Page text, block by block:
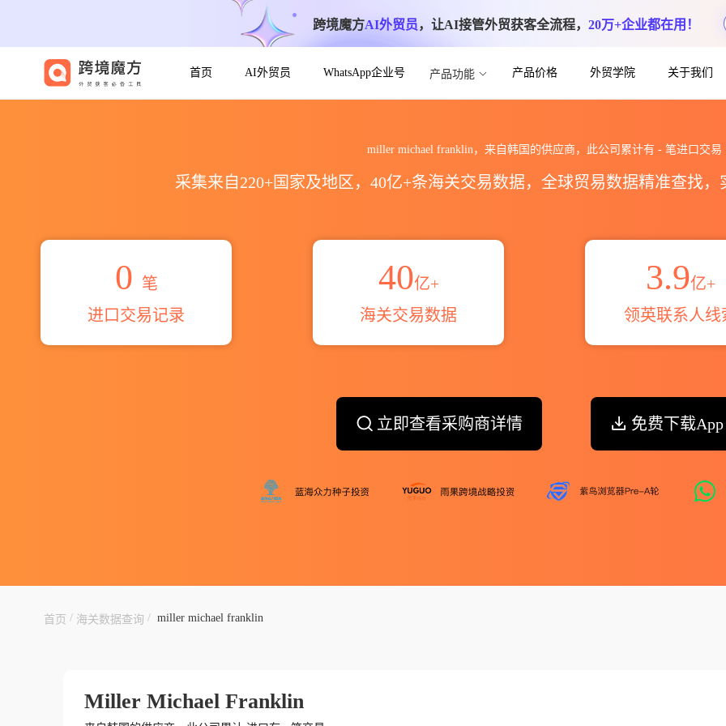
跨境魔方AI外贸员，让AI接管外贸获客全流程， 20万+企业都在用！
首页 AI外贸员 WhatsApp企业号 产品功能 产品价格 外贸学院 关于我们
miller michael franklin，来自韩国的供应商，此公司累计有 - 笔进口交易
采集来自220+国家及地区，40亿+条海关交易数据，全球贸易数据精准查找
0 笔
进口交易记录
40亿+
海关交易数据
3.9亿+
领英联系人线
立即查看采购商详情 免费下载App
首页 / 海关数据查询 / miller michael franklin
Miller Michael Franklin